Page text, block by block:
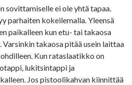
sovittamiselle ei ole yhtä tapaa.
parhaiten kokeilemalla. Yleensä
paikalleen kun etu- tai takaosa
Varsinkin takaosa pitää usein laittaa
Kun rataslaatikko on
lukitsintappi ja
Jos pistoolikahvan kiinnittää